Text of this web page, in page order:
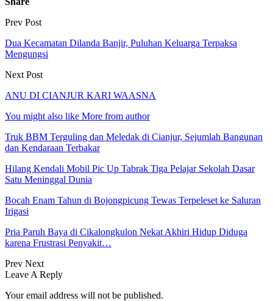
Prev Post
Dua Kecamatan Dilanda Banjir, Puluhan Keluarga Terpaksa
Mengungsi
Next Post
ANU DI CIANJUR KARI WAASNA
You might also like More from author
Truk BBM Terguling dan Meledak di Cianjur, Sejumlah Bangunan
dan Kendaraan Terbakar
Hilang Kendali Mobil Pic Up Tabrak Tiga Pelajar Sekolah Dasar
Satu Meninggal Dunia
Bocah Enam Tahun di Bojongpicung Tewas Terpeleset ke Saluran
Irigasi
Pria Paruh Baya di Cikalongkulon Nekat Akhiri Hidup Diduga
karena Frustrasi Penyakit…
Prev Next
Leave A Reply
Your email address will not be published.